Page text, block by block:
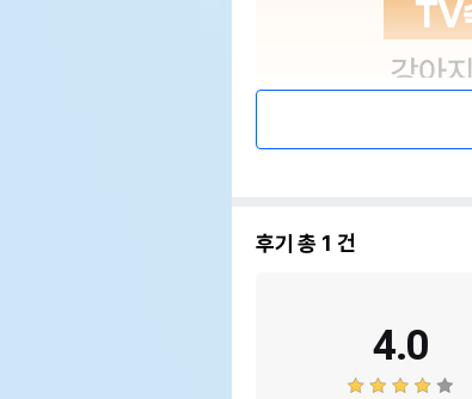
후기 총 1 건
4.0